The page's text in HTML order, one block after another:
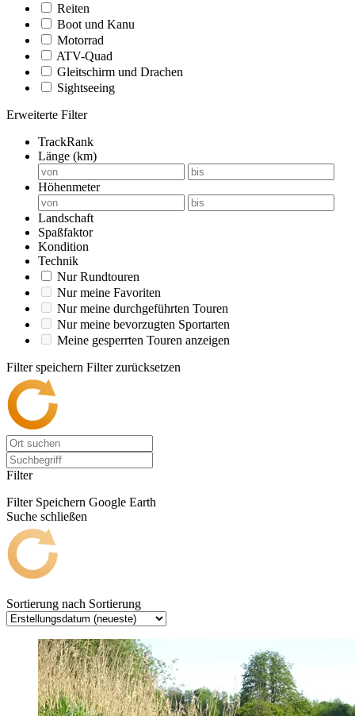
Reiten
Boot und Kanu
Motorrad
ATV-Quad
Gleitschirm und Drachen
Sightseeing
Erweiterte Filter
TrackRank
Länge (km)
Höhenmeter
Landschaft
Spaßfaktor
Kondition
Technik
Nur Rundtouren
Nur meine Favoriten
Nur meine durchgeführten Touren
Nur meine bevorzugten Sportarten
Meine gesperrten Touren anzeigen
Filter speichern Filter zurücksetzen
Filter
Filter Speichern Google Earth
Suche schließen
Sortierung nach Sortierung